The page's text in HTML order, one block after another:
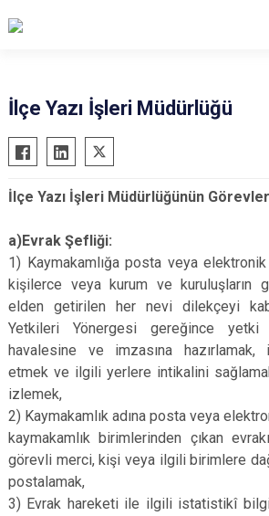
Akçaabat
Araklı
Arsin
Çarşıbaşı
Çaykara
Dernekpazarı
Düzköy
Hayrat
Of
Sürmene
Tonya
Yomra
Ortahisar
İlçe Yazı İşleri Müdürlüğü
İlçe Yazı İşleri Müdürlüğünün
a)Evrak Şefliği:
1) Kaymakamlığa posta veya
kişilerce veya kurum ve kuruluşların
elden getirilen her nevi dilekçeyi
Yetkileri Yönergesi gereğince yetki
havalesine ve imzasına hazırlamak,
etmek ve ilgili yerlere intikalini
izlemek,
2) Kaymakamlık adına posta veya
kaymakamlık birimlerinden çıkan
görevli merci, kişi veya ilgili birimlere
postalamak,
3) Evrak hareketi ile ilgili istatistikî